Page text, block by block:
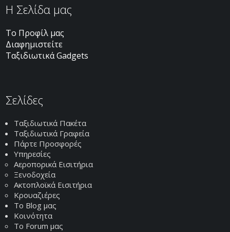
H Σελίδα μας
Το Προφίλ μας
Διαφημιστείτε
Ταξιδιωτικά Gadgets
Σελίδες
Ταξιδιωτικά Πακέτα
Ταξιδιωτικά Γραφεία
Πάρτε Προσφορές
Υπηρεσίες
Αεροπορικά Εισιτήρια
Ξενοδοχεία
Ακτοπλοϊκά Εισιτήρια
Κρουαζιέρες
Το Blog μας
Κοινότητα
Το Forum μας